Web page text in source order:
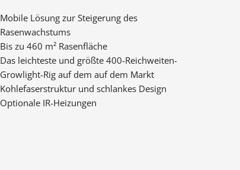
Mobile Lösung zur Steigerung des
Rasenwachstums
Bis zu 460 m² Rasenfläche
Das leichteste und größte 400-Reichweiten-
Growlight-Rig auf dem auf dem Markt
Kohlefaserstruktur und schlankes Design
Optionale IR-Heizungen